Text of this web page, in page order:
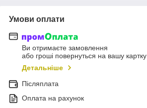
Умови оплати
Ви отримаєте замовлення
або гроші повернуться на вашу картку
Детальніше
Післяплата
Оплата на рахунок